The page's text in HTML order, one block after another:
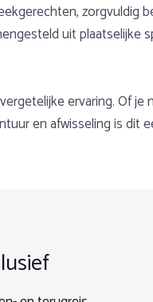
uit plaatselijke
ervaring. Of
en afwisseling is dit
in het historisch
of de gevorderde